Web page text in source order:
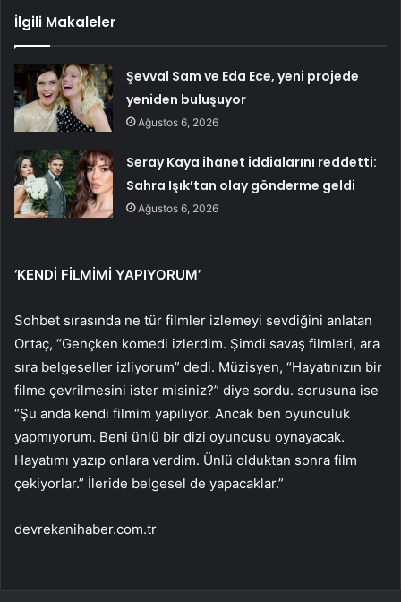
İlgili Makaleler
Şevval Sam ve Eda Ece, yeni projede
yeniden buluşuyor
Ağustos 6, 2026
Seray Kaya ihanet iddialarını reddetti:
Sahra Işık’tan olay gönderme geldi
Ağustos 6, 2026
‘KENDİ FİLMİMİ YAPIYORUM’
Sohbet sırasında ne tür filmler izlemeyi sevdiğini anlatan
Ortaç, “Gençken komedi izlerdim. Şimdi savaş filmleri, ara
sıra belgeseller izliyorum” dedi. Müzisyen, “Hayatınızın bir
filme çevrilmesini ister misiniz?” diye sordu. sorusuna ise
“Şu anda kendi filmim yapılıyor. Ancak ben oyunculuk
yapmıyorum. Beni ünlü bir dizi oyuncusu oynayacak.
Hayatımı yazıp onlara verdim. Ünlü olduktan sonra film
çekiyorlar.” İleride belgesel de yapacaklar.”
devrekanihaber.com.tr